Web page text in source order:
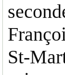
St-